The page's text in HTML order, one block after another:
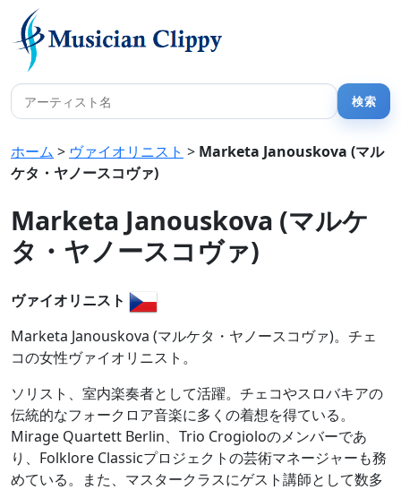
ホーム > ヴァイオリニスト > Marketa Janouskova (マル
ケタ・ヤノースコヴァ)
Marketa Janouskova (マルケ
タ・ヤノースコヴァ)
ヴァイオリニスト
Marketa Janouskova (マルケタ・ヤノースコヴァ)。チェ
コの女性ヴァイオリニスト。
ソリスト、室内楽奏者として活躍。チェコやスロバキアの
伝統的なフォークロア音楽に多くの着想を得ている。
Mirage Quartett Berlin、Trio Crogioloのメンバーであ
り、Folklore Classicプロジェクトの芸術マネージャーも務
めている。また、マスタークラスにゲスト講師として数多